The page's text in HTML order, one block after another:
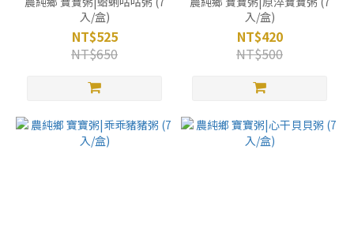
入/盒)
NT$525
NT$650
入/盒)
NT$420
NT$500